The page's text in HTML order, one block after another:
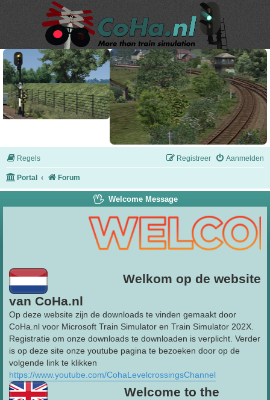
Regels Aanmelden
Registreer
Portal Forum
Welcome Message
Welkom op de website
van CoHa.nl
Op deze website zijn de downloads te vinden gemaakt door
CoHa.nl voor Microsoft Train Simulator en Train Simulator 202X.
Registratie om onze downloads te downloaden is verplicht. Verder
is op deze site onze youtube pagina te bezoeken door op de
volgende link te klikken
https://www.youtube.com/CohaLevelcrossingsChannel
Welcome to the